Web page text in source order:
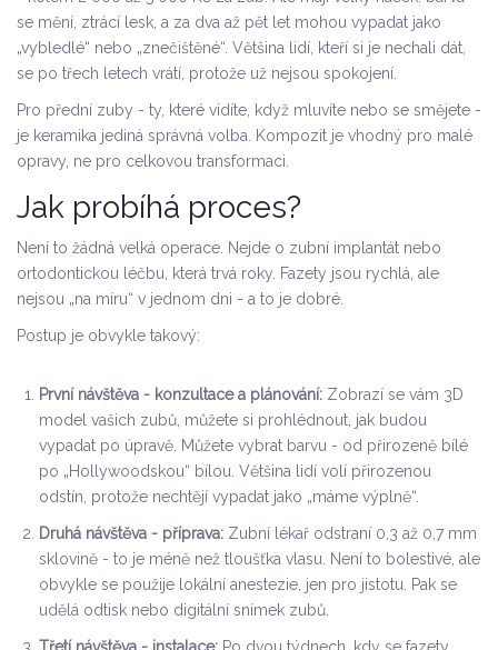
se mění, ztrácí lesk, a za dva až pět let mohou vypadat jako
„vybledlé“ nebo „znečištěné“. Většina lidí, kteří si je nechali dát,
se po třech letech vrátí, protože už nejsou spokojení.
Pro přední zuby - ty, které vidíte, když mluvíte nebo se smějete -
je keramika jediná správná volba. Kompozit je vhodný pro malé
opravy, ne pro celkovou transformaci.
Jak probíhá proces?
Není to žádná velká operace. Nejde o zubní implantát nebo
ortodontickou léčbu, která trvá roky. Fazety jsou rychlá, ale
nejsou „na míru“ v jednom dni - a to je dobré.
Postup je obvykle takový:
První návštěva - konzultace a plánování: Zobrazí se vám 3D
model vašich zubů, můžete si prohlédnout, jak budou
vypadat po úpravě. Můžete vybrat barvu - od přirozeně bílé
po „Hollywoodskou“ bílou. Většina lidí volí přirozenou
odstín, protože nechtějí vypadat jako „máme výplně“.
Druhá návštěva - příprava: Zubní lékař odstraní 0,3 až 0,7 mm
sklovině - to je méně než tloušťka vlasu. Není to bolestivé, ale
obvykle se použije lokální anestezie, jen pro jistotu. Pak se
udělá odtisk nebo digitální snímek zubů.